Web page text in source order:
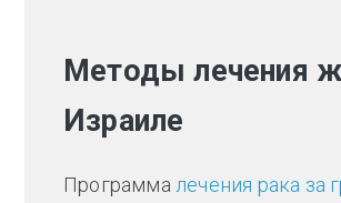
Методы лечения
Израиле
Программа лечения рака за